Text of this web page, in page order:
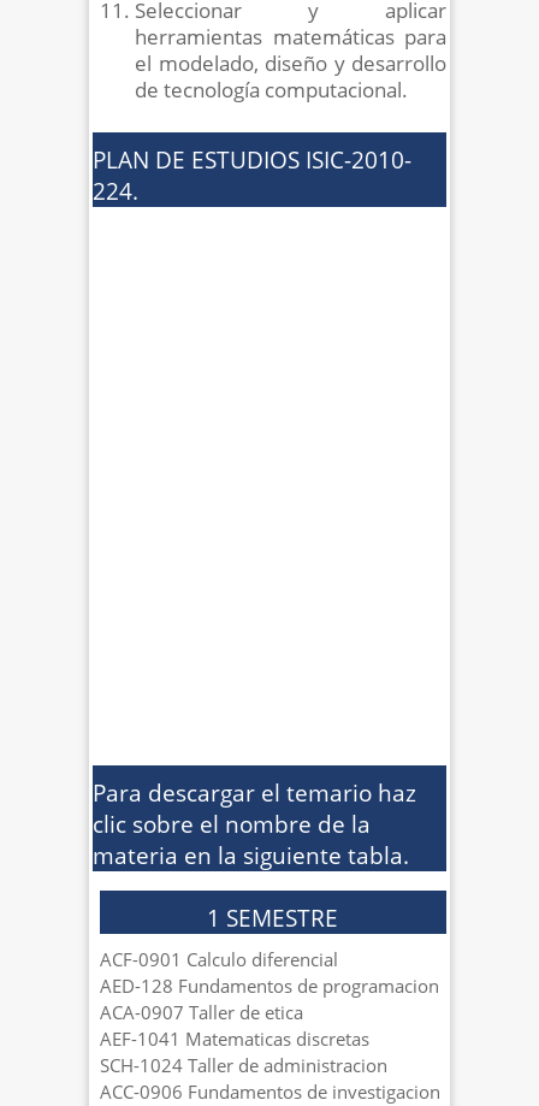
Seleccionar y aplicar
herramientas matemáticas para
el modelado, diseño y desarrollo
de tecnología computacional.
PLAN DE ESTUDIOS ISIC-2010-
224.
Para descargar el temario haz
clic sobre el nombre de la
materia en la siguiente tabla.
1 SEMESTRE
ACF-0901 Calculo diferencial
AED-128 Fundamentos de programacion
ACA-0907 Taller de etica
AEF-1041 Matematicas discretas
SCH-1024 Taller de administracion
ACC-0906 Fundamentos de investigacion